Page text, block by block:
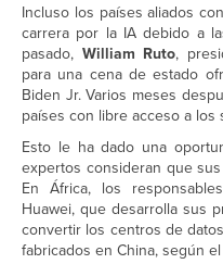
Incluso los países aliados
carrera por la IA debido a
pasado, William Ruto,
para una cena de estado
Biden Jr. Varios meses
países con libre acceso a
Esto le ha dado una
expertos consideran que
En África, los
Huawei, que desarrolla sus
convertir los centros de
fabricados en China, según